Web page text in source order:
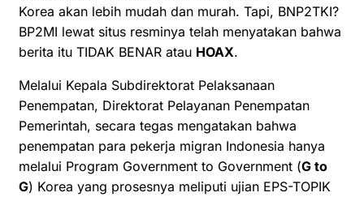
Korea akan lebih mudah dan murah. Tapi, BNP2TKI?
BP2MI lewat situs resminya telah menyatakan bahwa
berita itu TIDAK BENAR atau HOAX.
Melalui Kepala Subdirektorat Pelaksanaan
Penempatan, Direktorat Pelayanan Penempatan
Pemerintah, secara tegas mengatakan bahwa
penempatan para pekerja migran Indonesia hanya
melalui Program Government to Government (G to
G) Korea yang prosesnya meliputi ujian EPS-TOPIK